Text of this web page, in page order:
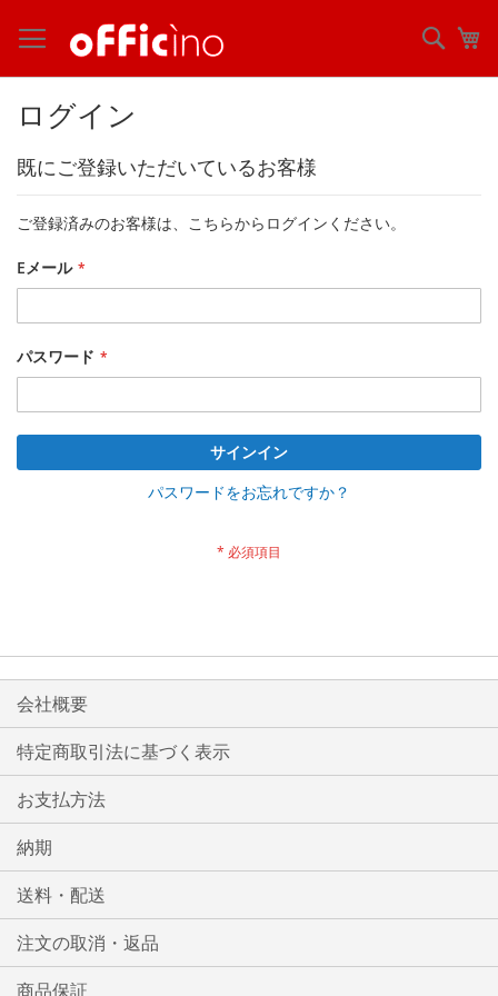
ン
テ
ン
に
キ
検
索
ログイン
既にご登録いただいているお客様
ご登録済みのお客様は、こちらからログインください。
Eメール
パスワード
サインイン
パスワードをお忘れですか？
会社概要
特定商取引法に基づく表示
お支払方法
納期
送料・配送
注文の取消・返品
商品保証